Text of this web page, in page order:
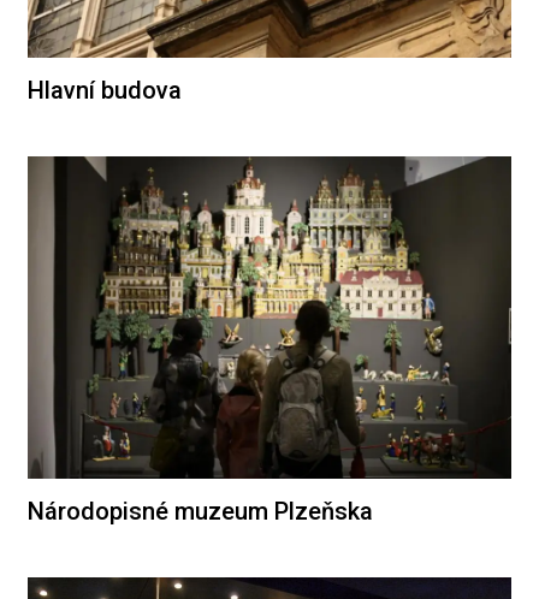
Hlavní budova
Národopisné muzeum Plzeňska